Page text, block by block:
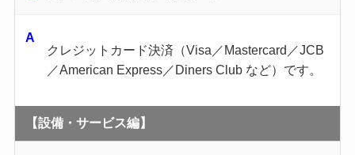
クレジットカード決済（Visa／Mastercard／JCB
／American Express／Diners Club など）です。
【設備・サービス編】